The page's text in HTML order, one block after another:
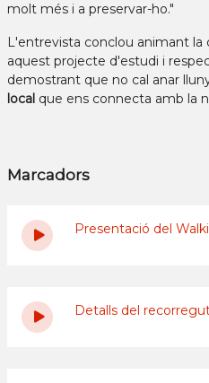
molt més i a preservar-ho."
L'entrevista conclou animant la
aquest projecte d'estudi i
demostrant que no cal anar
local que ens connecta amb la
Marcadors
Presentació del
Detalls del